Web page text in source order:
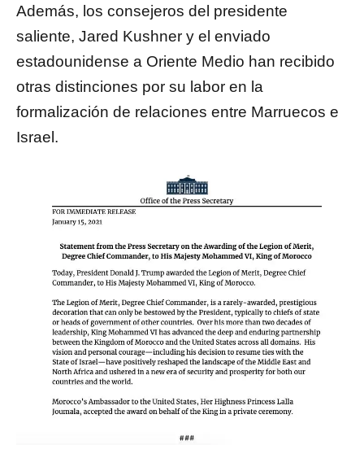
Además, los consejeros del presidente
saliente, Jared Kushner y el enviado
estadounidense a Oriente Medio han recibido
otras distinciones por su labor en la
formalización de relaciones entre Marruecos e
Israel.